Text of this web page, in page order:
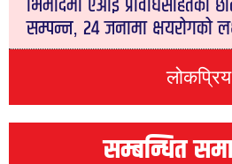
लोकप्रिय
भिमादमा एआई प्रविधिसहितको
सम्पन्न, २४ जनामा क्षयरोगको
सम्बन्धित